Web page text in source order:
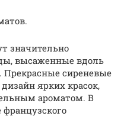
значительно
высаженные вдоль
Прекрасные сиреневые
ярких красок,
ароматом. В
французского